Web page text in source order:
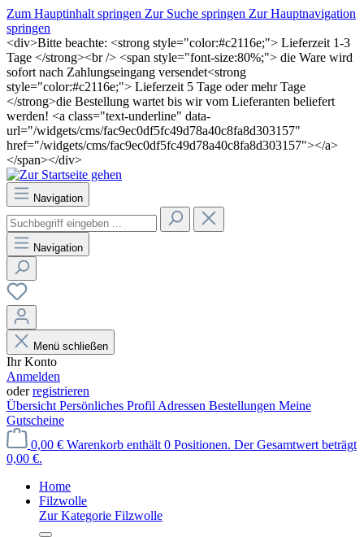
Zum Hauptinhalt springen Zur Suche springen Zur Hauptnavigation
springen
<div>Bitte beachte: <strong style="color:#c2116e;"> Lieferzeit 1-3
Tage </strong><br /> <span style="font-size:80%;"> die Ware wird
sofort nach Zahlungseingang versendet<strong
style="color:#c2116e;"> Lieferzeit 5 Tage oder mehr Tage
</strong>die Bestellung wartet bis wir vom Lieferanten beliefert
werden! <a class="text-underline" data-
url="/widgets/cms/fac9ec0df5fc49d78a40c8fa8d303157"
href="/widgets/cms/fac9ec0df5fc49d78a40c8fa8d303157"></a>
</span></div>
Navigation
Navigation
Menü schließen
Ihr Konto
Anmelden
oderregistrieren
Übersicht Persönliches Profil Adressen Bestellungen Meine
Gutscheine
0,00 € Warenkorb enthält 0 Positionen. Der Gesamtwert beträgt
0,00 €.
Home
Filzwolle
Zur Kategorie Filzwolle